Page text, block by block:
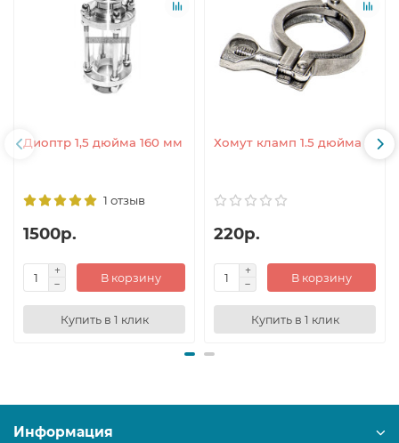
Диоптр 1,5 дюйма 160 мм
1 отзыв
1500р.
В корзину
Купить в 1 клик
Хомут кламп 1.5 дюйма
220р.
В корзину
Купить в 1 клик
Информация